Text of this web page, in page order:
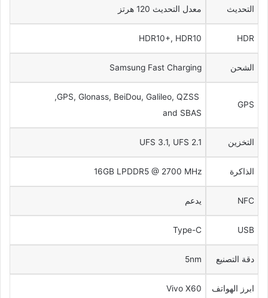
التحديث معدل التحديث 120 هرتز
HDR
HDR10+, HDR10
الشحن Samsung Fast Charging
GPS
and SBAS
التخزين UFS 3.1, UFS 2.1
الذاكرة 16GB LPDDR5 @ 2700 MHz
NFC يدعم
USB
Type-C
دقة التصنيع 5nm
ابرز الهواتف Vivo X60